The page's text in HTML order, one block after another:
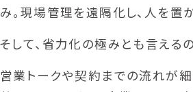
み。現場管理を遠隔化し、人を置
そして、省力化の極みとも言える
営業トークや契約までの流れが